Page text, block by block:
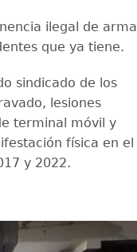
ilegal de arma
que ya tiene.
sindicado de los
lesiones
terminal móvil y
física en el
y 2022.